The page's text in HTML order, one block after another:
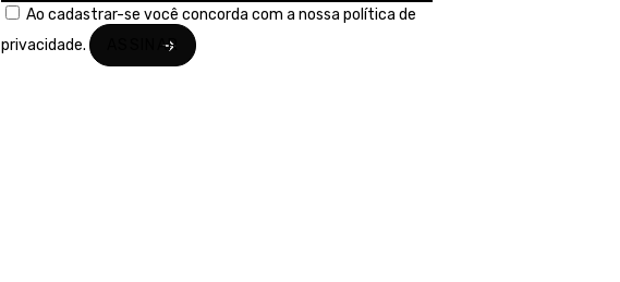
Ao cadastrar-se você concorda com a nossapolítica de
privacidade.